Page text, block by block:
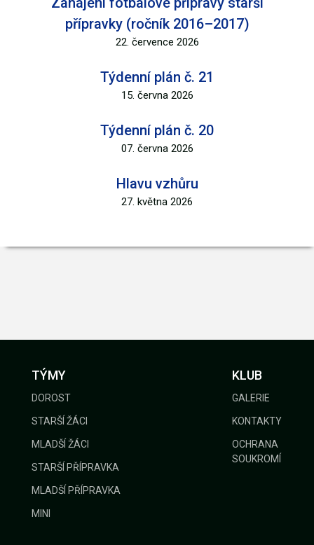
přípravky (ročník 2016–2017)
22. července 2026
Týdenní plán č. 21
15. června 2026
Týdenní plán č. 20
07. června 2026
Hlavu vzhůru
27. května 2026
TÝMY
DOROST
STARŠÍ ŽÁCI
MLADŠÍ ŽÁCI
STARŠÍ PŘÍPRAVKA
MLADŠÍ PŘÍPRAVKA
MINI
KLUB
GALERIE
KONTAKTY
OCHRANA
SOUKROMÍ